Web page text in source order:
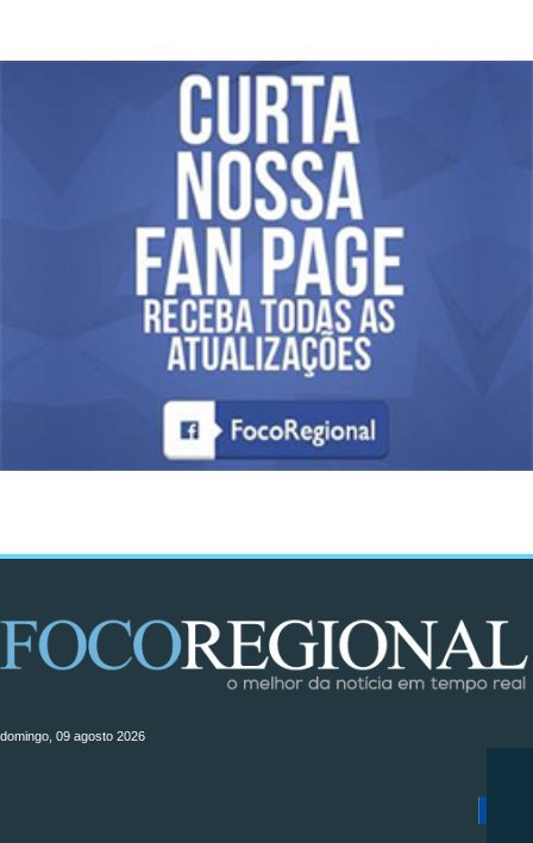
domingo, 09 agosto 2026